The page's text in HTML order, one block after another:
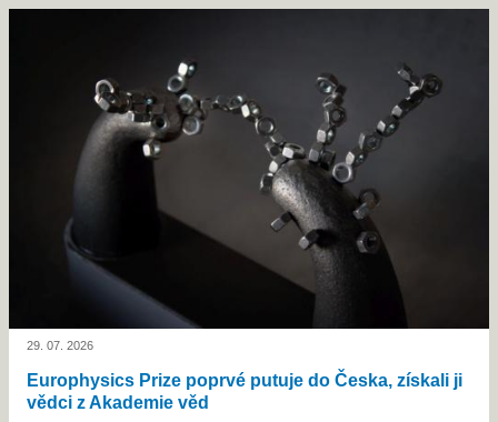
29. 07. 2026
Europhysics Prize poprvé putuje do Česka, získali ji
vědci z Akademie věd